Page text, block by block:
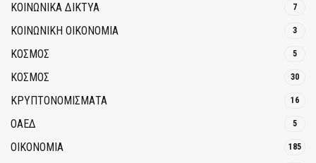
ΚΟΙΝΩΝΙΚΆ ΔΊΚΤΥΑ 7
ΚΟΙΝΩΝΙΚΉ ΟΙΚΟΝΟΜΊΑ 3
ΚΟΣΜΟΣ 5
ΚΟΣΜΟΣ 30
ΚΡΥΠΤΟΝΟΜΊΣΜΑΤΑ 16
ΟΑΕΔ 5
ΟΙΚΟΝΟΜΙΑ 185